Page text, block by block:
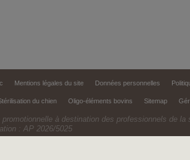
Mentions légales du site Données personnelles
du chien Oligo-éléments bovins Sitemap
à destination des professionnels de la
: AP 2026/5025